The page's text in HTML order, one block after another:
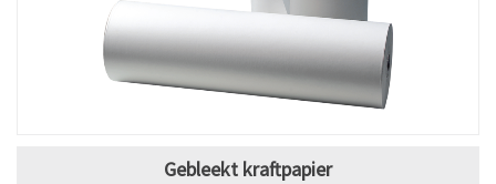
Gebleekt kraftpapier